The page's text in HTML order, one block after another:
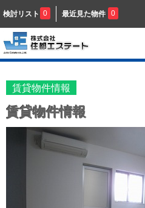
検討リスト 0 最近見た物件 0
賃貸物件情報
賃貸物件情報